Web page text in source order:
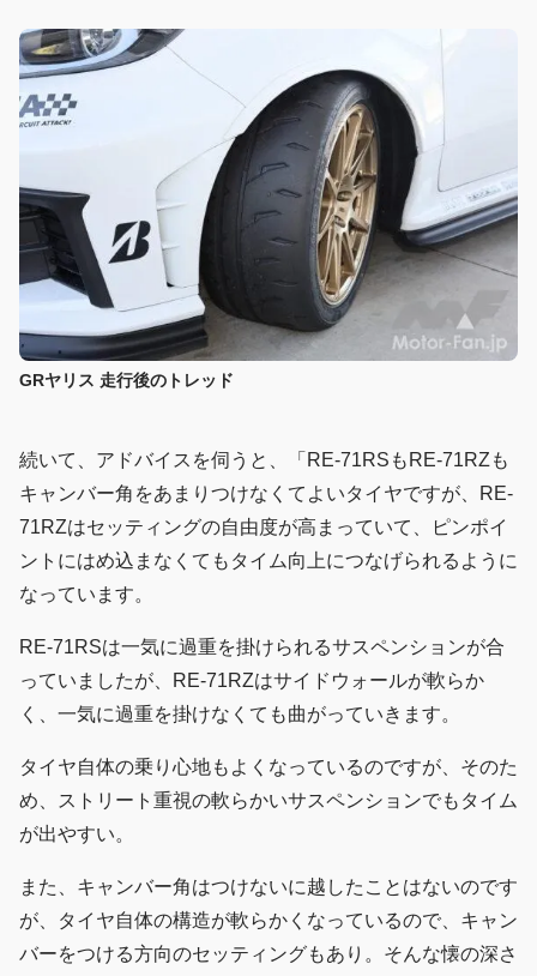
GRヤリス 走行後のトレッド
続いて、アドバイスを伺うと、「RE-71RSもRE-71RZも
キャンバー角をあまりつけなくてよいタイヤですが、RE-
71RZはセッティングの自由度が高まっていて、ピンポイ
ントにはめ込まなくてもタイム向上につなげられるように
なっています。
RE-71RSは一気に過重を掛けられるサスペンションが合
っていましたが、RE-71RZはサイドウォールが軟らか
く、一気に過重を掛けなくても曲がっていきます。
タイヤ自体の乗り心地もよくなっているのですが、そのた
め、ストリート重視の軟らかいサスペンションでもタイム
が出やすい。
また、キャンバー角はつけないに越したことはないのです
が、タイヤ自体の構造が軟らかくなっているので、キャン
バーをつける方向のセッティングもあり。そんな懐の深さ